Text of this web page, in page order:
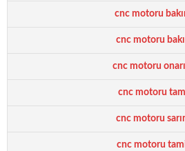
cnc motoru
cnc motoru
cnc motoru
cnc motoru
cnc motoru
cnc motoru